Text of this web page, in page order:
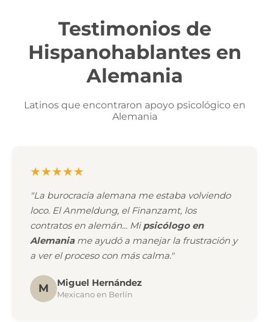
Testimonios de
Hispanohablantes en
Alemania
Latinos que encontraron apoyo psicológico en
Alemania
★★★★★
"La burocracia alemana me estaba volviendo
loco. El Anmeldung, el Finanzamt, los
contratos en alemán... Mipsicólogo en
Alemaniame ayudó a manejar la frustración y
a ver el proceso con más calma."
M Miguel Hernández
Mexicano en Berlín